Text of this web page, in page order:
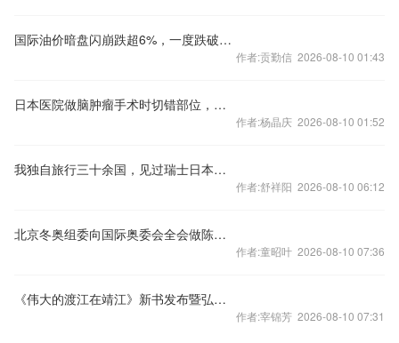
国际油价暗盘闪崩跌超6%，一度跌破80美元
作者:贡勤信 2026-08-10 01:43
日本医院做脑肿瘤手术时切错部位，导致患者无法自主呼吸，院方鞠躬道歉
作者:杨晶庆 2026-08-10 01:52
我独自旅行三十余国，见过瑞士日本也见过巴黎罗马，中外差距到底在哪？
作者:舒祥阳 2026-08-10 06:12
北京冬奥组委向国际奥委会全会做陈述报告（走向冬奥）
作者:童昭叶 2026-08-10 07:36
《伟大的渡江在靖江》新书发布暨弘扬“东线第一帆”精神研讨会在京举行
作者:宰锦芳 2026-08-10 07:31